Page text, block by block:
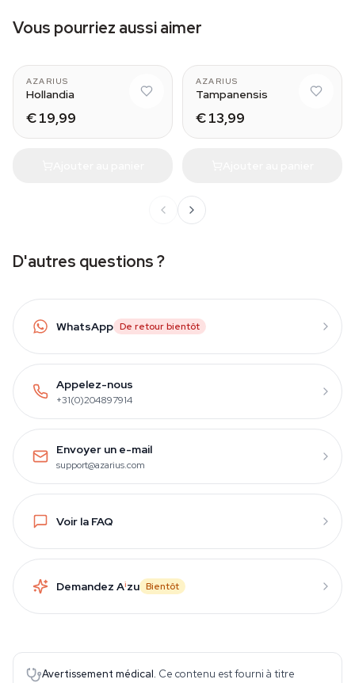
Vous pourriez aussi aimer
AZARIUS
Hollandia
€ 19,99
AZARIUS
Tampanensis
€ 13,99
D'autres questions ?
WhatsApp De retour bientôt
Appelez-nous
+31(0)204897914
Envoyer un e-mail
support@azarius.com
Voir la FAQ
Demandez Aizu Bientôt
Avertissement médical. Ce contenu est fourni à titre